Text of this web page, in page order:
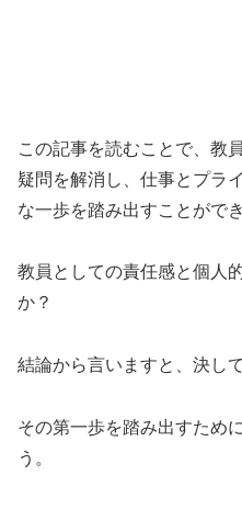
この記事を読むことで、教
疑問を解消し、仕事とプラ
な一歩を踏み出すことがで
教員としての責任感と個人
か？
結論から言いますと、決し
その第一歩を踏み出すため
う。